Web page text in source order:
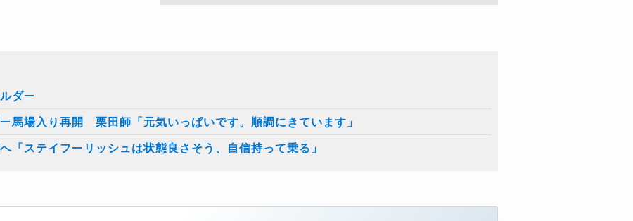
ダー
馬場入り再開 栗田師「元気いっぱいです。順調にきています」
「ステイフーリッシュは状態良さそう、自信持って乗る」